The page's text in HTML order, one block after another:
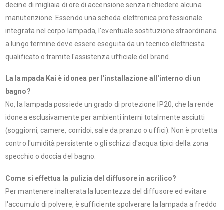
decine di migliaia di ore di accensione senza richiedere alcuna
manutenzione. Essendo una scheda elettronica professionale
integrata nel corpo lampada, l'eventuale sostituzione straordinaria
a lungo termine deve essere eseguita da un tecnico elettricista
qualificato o tramite l'assistenza ufficiale del brand.
La lampada Kai è idonea per l'installazione all'interno di un
bagno?
No, la lampada possiede un grado di protezione IP20, che la rende
idonea esclusivamente per ambienti interni totalmente asciutti
(soggiorni, camere, corridoi, sale da pranzo o uffici). Non è protetta
contro l'umidità persistente o gli schizzi d'acqua tipici della zona
specchio o doccia del bagno.
Come si effettua la pulizia del diffusore in acrilico?
Per mantenere inalterata la lucentezza del diffusore ed evitare
l'accumulo di polvere, è sufficiente spolverare la lampada a freddo